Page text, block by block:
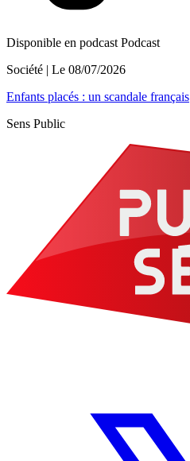
Disponible en podcast Podcast
Société | Le 08/07/2026
Enfants placés : un scandale français
Sens Public